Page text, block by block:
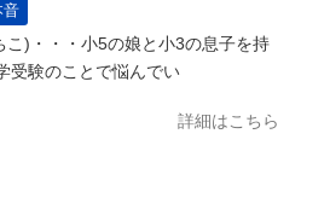
音
こ)・・・小5の娘と小3の息子を持
受験のことで悩んでい
詳細はこちら